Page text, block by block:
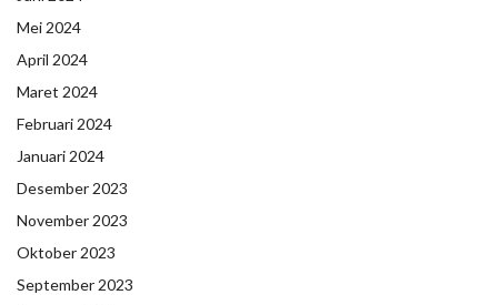
Mei 2024
April 2024
Maret 2024
Februari 2024
Januari 2024
Desember 2023
November 2023
Oktober 2023
September 2023